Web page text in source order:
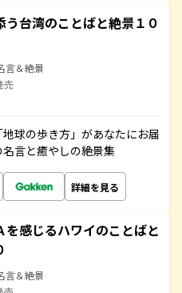
う台湾のことばと絶景１０
言＆絶景
売
球の歩き方」があなたにお届
言と癒やしの絶景集
詳細を見る
を感じるハワイのことばと
言＆絶景